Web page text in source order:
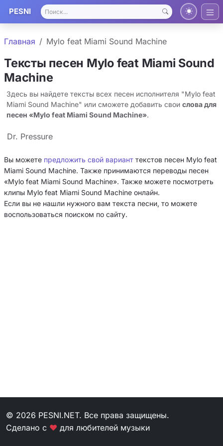
PESNI
Главная Mylo feat Miami Sound Machine
Тексты песен Mylo feat Miami Sound
Machine
Здесь вы найдете тексты всех песен исполнителя "Mylo feat
Miami Sound Machine" или сможете добавить свои слова для
песен «Mylo feat Miami Sound Machine».
Dr. Pressure
Вы можете предложить свой вариант текстов песен Mylo feat
Miami Sound Machine. Также принимаются переводы песен
«Mylo feat Miami Sound Machine». Также можете посмотреть
клипы Mylo feat Miami Sound Machine онлайн.
Если вы не нашли нужного вам текста песни, то можете
воспользоваться поиском по сайту.
© 2026 PESNI.NET. Все права защищены.
Сделано с ❤ для любителей музыки